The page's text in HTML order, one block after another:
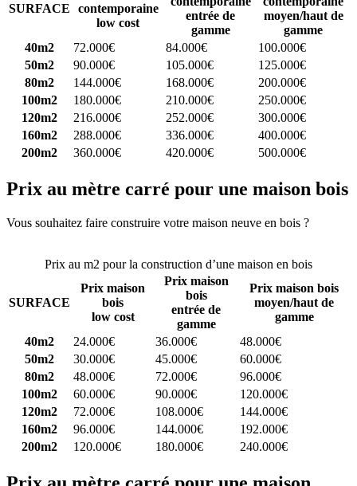
SURFACE
contemporaine
low cost
entrée de
gamme
moyen/haut de
gamme
40m2
72.000€ 84.000€
100.000€
50m2
90.000€ 105.000€
125.000€
80m2
144.000€ 168.000€
200.000€
100m2
180.000€ 210.000€
250.000€
120m2
216.000€ 252.000€
300.000€
160m2
288.000€ 336.000€
400.000€
200m2
360.000€ 420.000€ 500.000€
Prix au mètre carré pour une maison bois
Vous souhaitez faire construire votre maison neuve en bois ?
Prix au m2 pour la construction d’une maison en bois
SURFACE
Prix maison
bois
low cost
Prix maison
bois
entrée de
gamme
Prix maison bois
moyen/haut de
gamme
40m2
24.000€ 36.000€
48.000€
50m2
30.000€ 45.000€
60.000€
80m2
48.000€ 72.000€
96.000€
100m2
60.000€ 90.000€
120.000€
120m2
72.000€ 108.000€
144.000€
160m2
96.000€ 144.000€
192.000€
200m2
120.000€ 180.000€ 240.000€